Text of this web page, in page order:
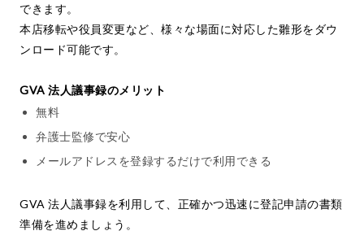
できます。
本店移転や役員変更など、様々な場面に対応した雛形をダウ
ンロード可能です。
GVA 法人議事録のメリット
無料
弁護士監修で安心
メールアドレスを登録するだけで利用できる
GVA 法人議事録を利用して、正確かつ迅速に登記申請の書類
準備を進めましょう。